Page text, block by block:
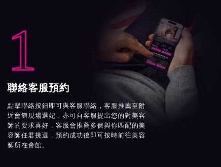
1
聯絡客服預約
點擊聯絡按鈕即可與客服聯絡，客服推薦至附
近會館現場選妃，亦可向客服提出您的對美容
師的要求喜好，客服會推薦多個與你匹配的美
容師任君挑選，預約成功後即可按時前往美容
師所在會館。